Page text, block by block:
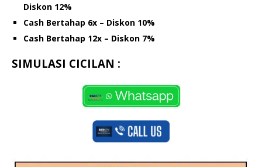
Diskon 12%
Cash Bertahap 6x – Diskon 10%
Cash Bertahap 12x – Diskon 7%
SIMULASI CICILAN :